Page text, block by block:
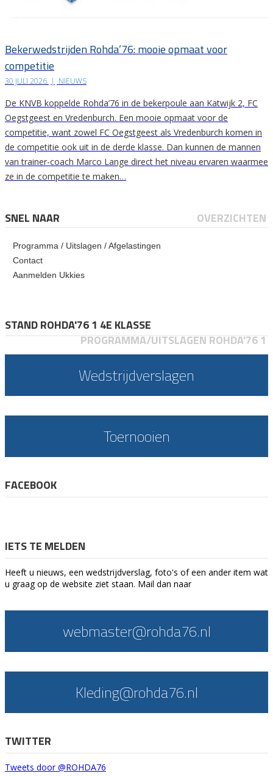
Bekerwedstrijden Rohda’76: mooie opmaat voor
competitie
30 JULI 2026 | NIEUWS
De KNVB koppelde Rohda’76 in de bekerpoule aan Katwijk 2, FC
Oegstgeest en Vredenburch. Een mooie opmaat voor de
competitie, want zowel FC Oegstgeest als Vredenburch komen in
de competitie ook uit in de derde klasse. Dan kunnen de mannen
van trainer-coach Marco Lange direct het niveau ervaren waarmee
ze in de competitie te maken…
SNEL NAAR OVERZICHTEN
Programma / Uitslagen / Afgelastingen
Contact
Aanmelden Ukkies
STAND ROHDA'76 1 4E KLASSE
PROGRAMMA/UITSLAGEN ROHDA'76 1
Wedstrijdverslagen
Toernooien
FACEBOOK
IETS TE MELDEN
Heeft u nieuws, een wedstrijdverslag, foto's of een ander item wat
u graag op de website ziet staan. Mail dan naar
webmaster@rohda76.nl
Kleding@rohda76.nl
TWITTER
Tweets door @ROHDA76